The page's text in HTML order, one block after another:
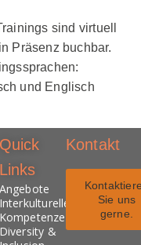
sind virtuell
Präsenz buchbar.
und Englisch
Angebote
Interkulturelle
Kompetenzen
Diversity &
Quick
Links
Sie uns
gerne.
Kontakt